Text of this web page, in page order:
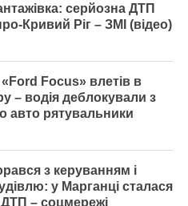
серйозна ДТП
Кривий Ріг – ЗМІ (відео)
Focus» влетів в
– водія деблокували з
авто рятувальники
з керуванням і
у Марганці сталася
– соцмережі